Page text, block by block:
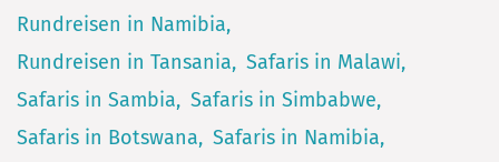
Rundreisen in Namibia
Rundreisen in Tansania
Safaris in Malawi
Safaris in Sambia
Safaris in Simbabwe
Safaris in Botswana
Safaris in Namibia